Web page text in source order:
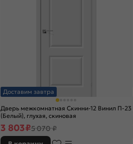
Доставим завтра
Дверь межкомнатная Скинни-12 Винил П-23
(Белый), глухая, скиновая
3 803₽5 070 ₽